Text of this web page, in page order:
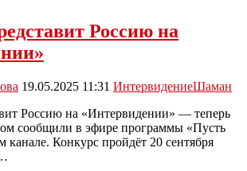
Россию на
19.05.2025 11:31 ИнтервидениеШаман
Россию на «Интервидении» — теперь
сообщили в эфире программы «Пусть
канале. Конкурс пройдёт 20 сентября